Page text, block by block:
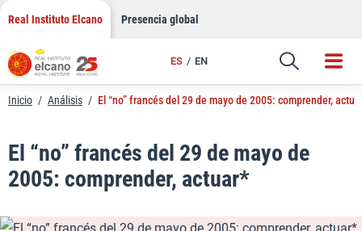
Saltar
contenido
Real Instituto Elcano Presencia global
ES EN
Enlace
Inicio / Análisis / El “no” francés del 29 de mayo de 2005: comprender,
El “no” francés del 29 de mayo de
2005: comprender, actuar*